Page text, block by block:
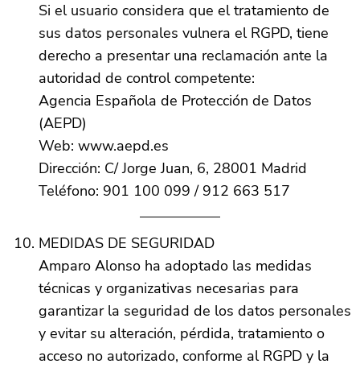
Si el usuario considera que el tratamiento de
sus datos personales vulnera el RGPD, tiene
derecho a presentar una reclamación ante la
autoridad de control competente:
Agencia Española de Protección de Datos
(AEPD)
Web: www.aepd.es
Dirección: C/ Jorge Juan, 6, 28001 Madrid
Teléfono: 901 100 099 / 912 663 517
MEDIDAS DE SEGURIDAD
Amparo Alonso ha adoptado las medidas
técnicas y organizativas necesarias para
garantizar la seguridad de los datos personales
y evitar su alteración, pérdida, tratamiento o
acceso no autorizado, conforme al RGPD y la